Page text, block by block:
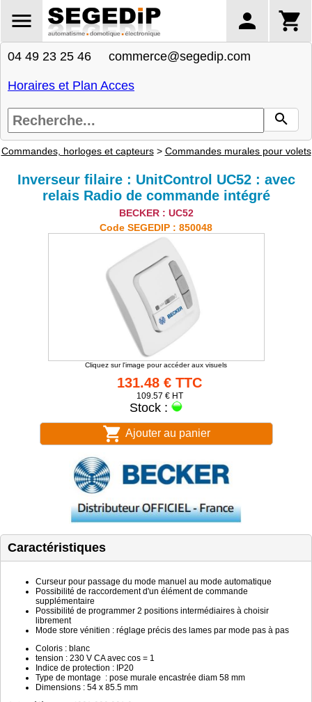
04 49 23 25 46 commerce@segedip.com
Horaires et Plan Acces
Commandes, horloges et capteurs> Commandes murales pour volets
Inverseur filaire : UnitControl UC52 : avec
relais Radio de commande intégré
BECKER : UC52
Code SEGEDIP : 850048
Cliquez sur l'image pour accéder aux visuels
131.48 € TTC
109.57 € HT
Stock :
Ajouter au panier
Caractéristiques
Curseur pour passage du mode manuel au mode automatique
Possibilité de raccordement d'un élément de commande
supplémentaire
Possibilité de programmer 2 positions intermédiaires à choisir
librement
Mode store vénitien : réglage précis des lames par mode pas à pas
Coloris : blanc
tension : 230 V CA avec cos = 1
Indice de protection : IP20
Type de montage : pose murale encastrée diam 58 mm
Dimensions : 54 x 85.5 mm